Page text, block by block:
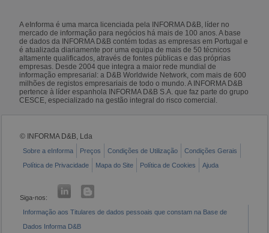
A eInforma é uma marca licenciada pela INFORMA D&B, líder no
mercado de informação para negócios há mais de 100 anos. A base
de dados da INFORMA D&B contém todas as empresas em Portugal e
é atualizada diariamente por uma equipa de mais de 50 técnicos
altamente qualificados, através de fontes públicas e das próprias
empresas. Desde 2004 que integra a maior rede mundial de
informação empresarial: a D&B Worldwide Network, com mais de 600
milhões de registos empresariais de todo o mundo. A INFORMA D&B
pertence à líder espanhola INFORMA D&B S.A. que faz parte do grupo
CESCE, especializado na gestão integral do risco comercial.
© INFORMA D&B, Lda
Sobre a eInforma Preços Condições de Utilização
Condições Gerais
Política de Privacidade
Mapa do Site Política de Cookies Ajuda
Siga-nos:
Informação aos Titulares de dados pessoais que constam na Base de
Dados Informa D&B